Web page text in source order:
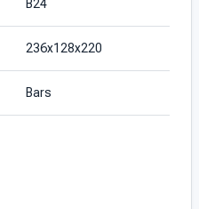
B24
236х128х220
Bars